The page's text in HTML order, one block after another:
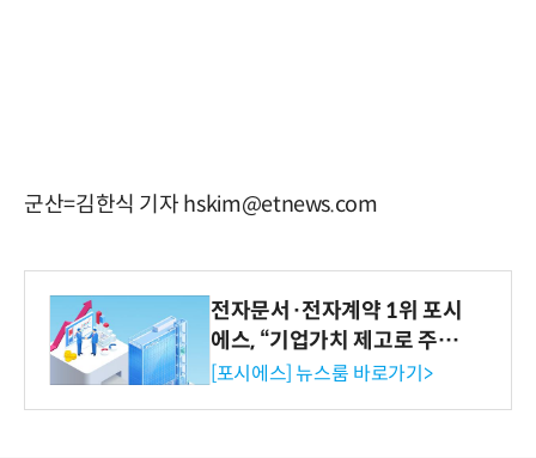
군산=김한식 기자 hskim@etnews.com
전자문서·전자계약 1위 포시
에스, “기업가치 제고로 주주
환원 강화” 계획 공시
[포시에스] 뉴스룸 바로가기>